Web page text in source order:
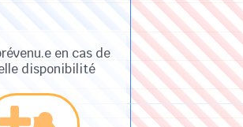
en cas de
disponibilité